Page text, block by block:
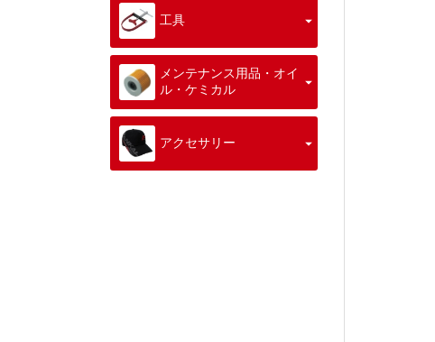
工具
メンテナンス用品・オイ
ル・ケミカル
アクセサリー